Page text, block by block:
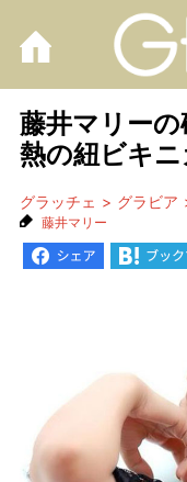
藤井マリー
熱の紐ビキニ
グラッチェ グラビア
藤井マリー